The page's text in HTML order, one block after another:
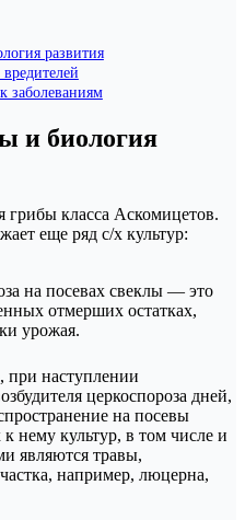
развития
заболеваниям
и биология
грибы класса Аскомицетов.
еще ряд с/х культур:
на посевах свеклы — это
отмерших остатках,
урожая.
при наступлении
церкоспороза дней,
на посевы
нему культур, в том числе и
являются травы,
например, люцерна,